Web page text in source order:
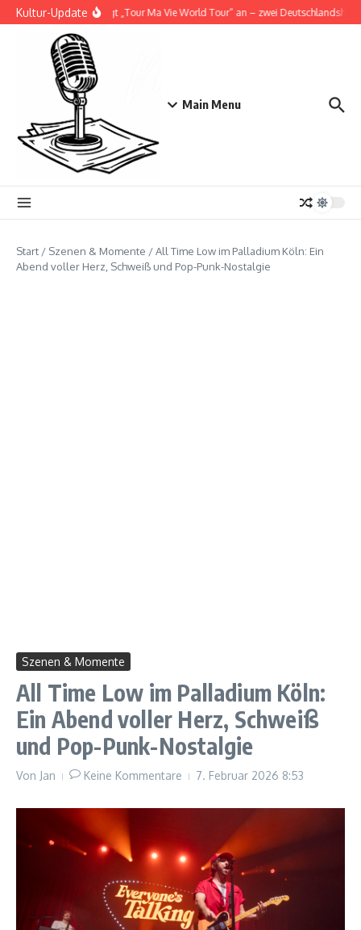
Zum Inhalt springen
Kultur-Update
Doja Cat kündigt „Tour Ma Vie World Tour“ an – zwei Deutschlandshows im
Main Menu
Start / Szenen & Momente /All Time Low im Palladium Köln: Ein
Abend voller Herz, Schweiß und Pop-Punk-Nostalgie
Szenen & Momente
All Time Low im Palladium Köln:
Ein Abend voller Herz, Schweiß
und Pop-Punk-Nostalgie
Von Jan Keine Kommentare 7. Februar 2026 8:53